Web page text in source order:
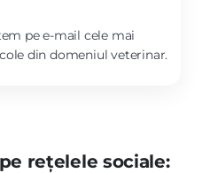
pe e-mail cele mai
din domeniul veterinar.
rețelele sociale: